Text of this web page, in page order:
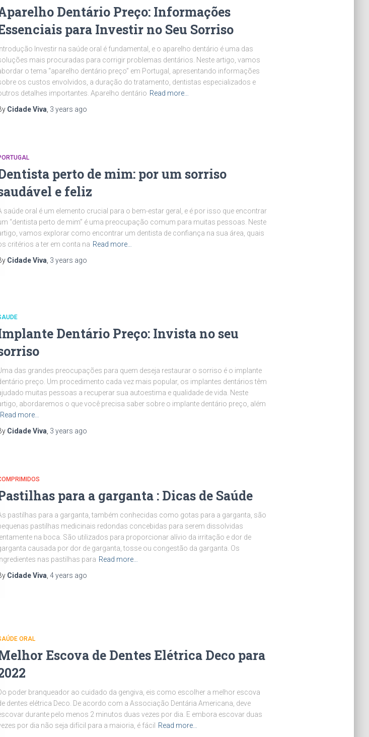
Dentário Preço: Informações
para Investir no Seu Sorriso
Introdução Investir na saúde oral é fundamental, e o aparelho dentário é uma das
mais procuradas para corrigir problemas dentários. Neste artigo, vamos
o tema “aparelho dentário preço” em Portugal, apresentando informações
os custos envolvidos, a duração do tratamento, dentistas especializados e
detalhes importantes. Aparelho dentário Read more…
Cidade Viva, 3 years ago
perto de mim: por um sorriso
e feliz
saúde oral é um elemento crucial para o bem-estar geral, e é por isso que encontrar
“dentista perto de mim” é uma preocupação comum para muitas pessoas. Neste
vamos explorar como encontrar um dentista de confiança na sua área, quais
critérios a ter em conta na Read more…
Cidade Viva, 3 years ago
Dentário Preço: Invista no seu
das grandes preocupações para quem deseja restaurar o sorriso é o implante
preço. Um procedimento cada vez mais popular, os implantes dentários têm
muitas pessoas a recuperar sua autoestima e qualidade de vida. Neste
abordaremos o que você precisa saber sobre o implante dentário preço, além
Read more…
Cidade Viva, 3 years ago
para a garganta : Dicas de Saúde
pastilhas para a garganta, também conhecidas como gotas para a garganta, são
pastilhas medicinais redondas concebidas para serem dissolvidas
lentamente na boca. São utilizados para proporcionar alívio da irritação e dor de
causada por dor de garganta, tosse ou congestão da garganta. Os
nas pastilhas para Read more…
Cidade Viva, 4 years ago
ORAL
Escova de Dentes Elétrica Deco para
poder branqueador ao cuidado da gengiva, eis como escolher a melhor escova
dentes elétrica Deco. De acordo com a Associação Dentária Americana, deve
durante pelo menos 2 minutos duas vezes por dia. E embora escovar duas
por dia não seja difícil para a maioria, é fácil
Read more…